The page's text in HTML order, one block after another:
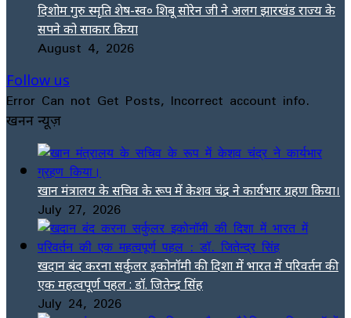
दिशोम गुरु स्मृति शेष-स्व० शिबू सोरेन जी ने अलग झारखंड राज्य के
सपने को साकार किया
August 4, 2026
Follow us
Error Can not Get Posts, Incorrect account info.
खनन न्यूज़
खान मंत्रालय के सचिव के रूप में केशव चंद्र ने कार्यभार ग्रहण किया।
July 27, 2026
खदान बंद करना सर्कुलर इकोनॉमी की दिशा में भारत में परिवर्तन की
एक महत्वपूर्ण पहल : डॉ. जितेन्द्र सिंह
July 24, 2026